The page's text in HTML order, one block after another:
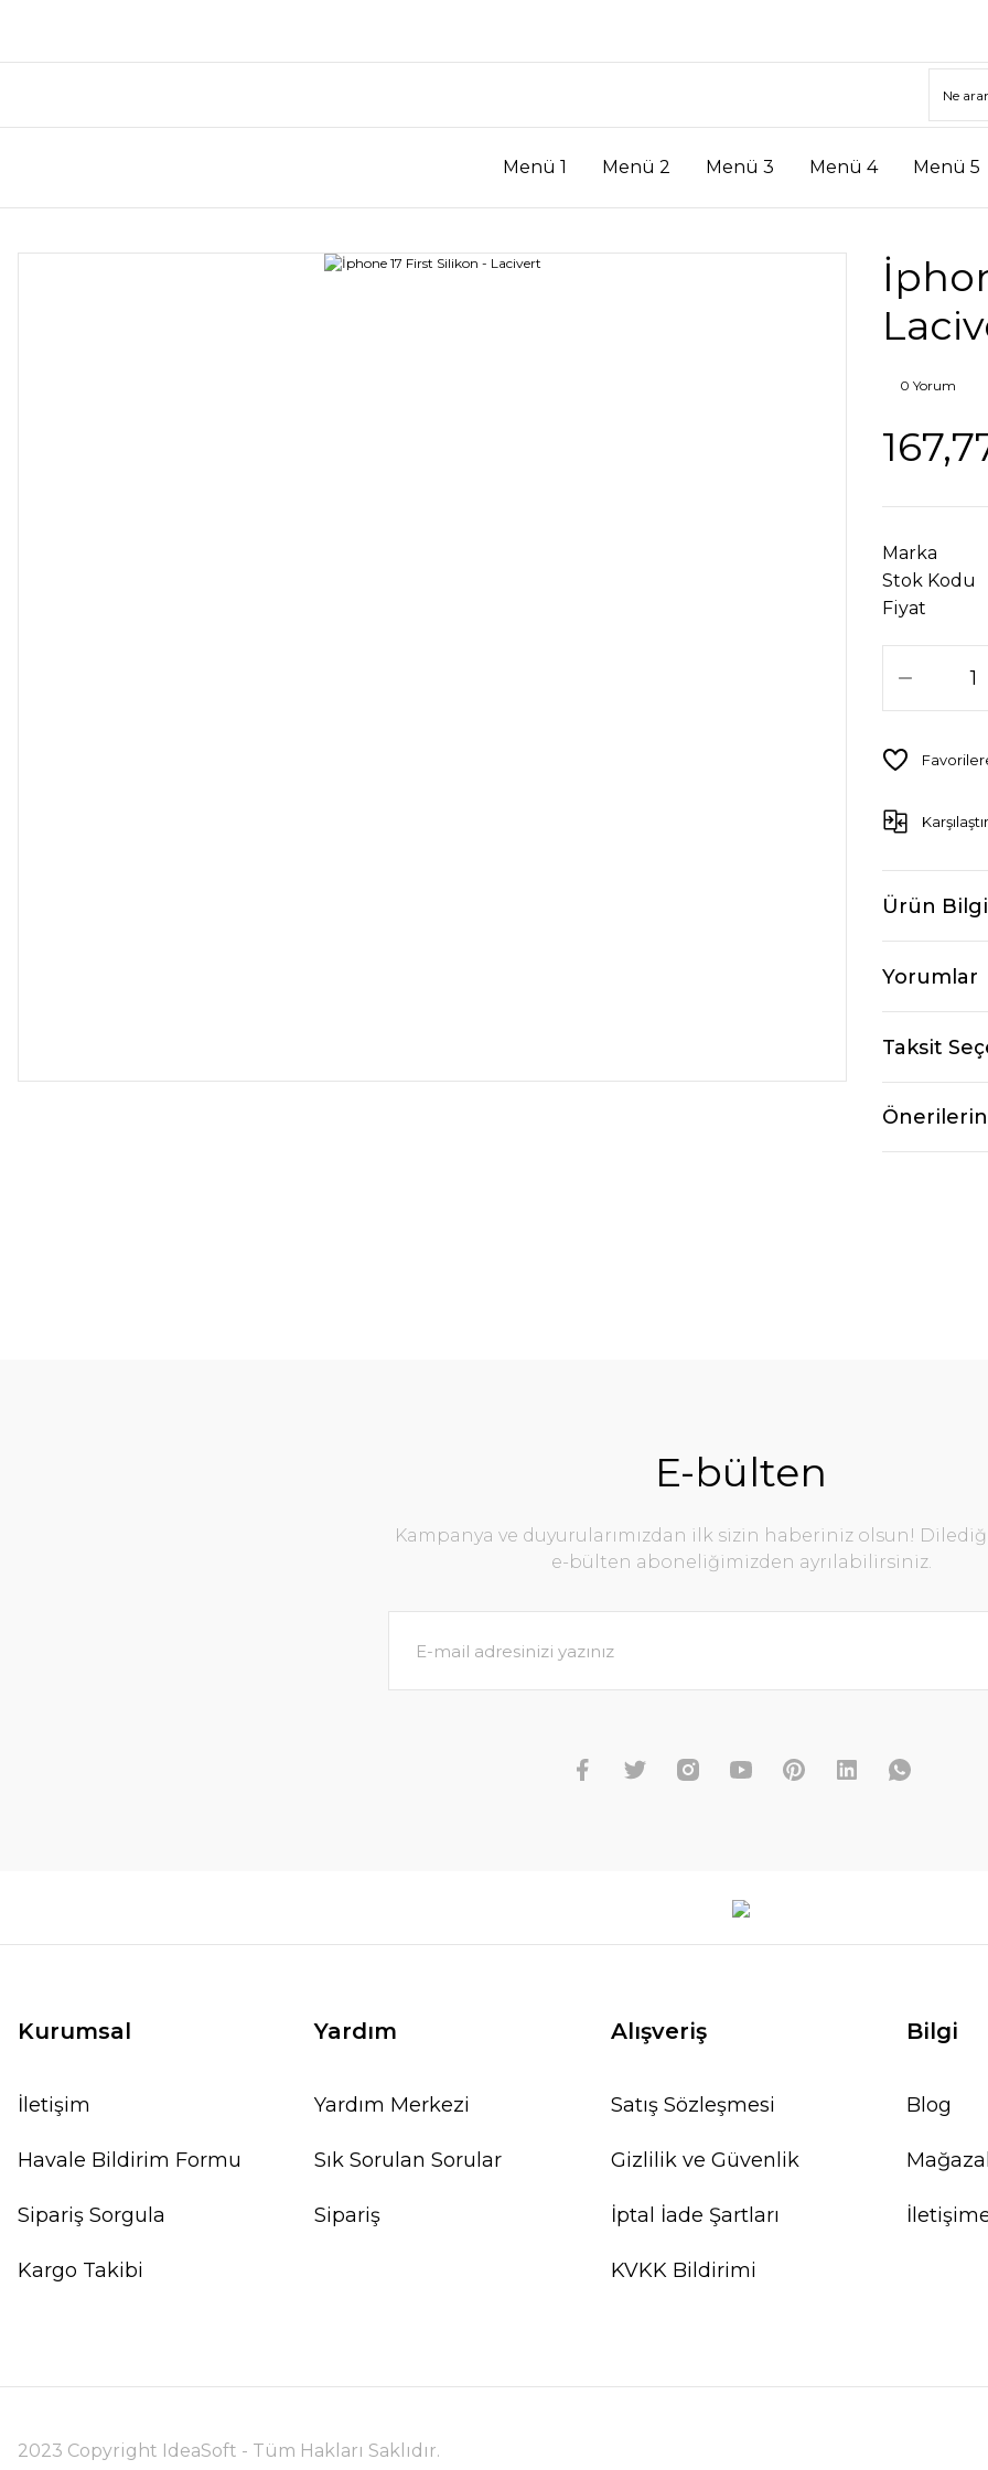
Menü 1 Menü 2 Menü 3 Menü 4 Menü 5
0 Yorum
Marka
Stok Kodu
Fiyat
Karşılaştır
Ürün
Yorumlar
Taksit
E-bülten
Kampanya ve duyurularımızdan ilk sizin haberiniz olsun!
e-bülten aboneliğimizden ayrılabilirsiniz.
Kurumsal
İletişim
Havale Bildirim Formu
Sipariş Sorgula
Kargo Takibi
Yardım
Yardım Merkezi
Sık Sorulan Sorular
Sipariş
Alışveriş
Satış Sözleşmesi
Gizlilik ve Güvenlik
İptal İade Şartları
KVKK Bildirimi
Bilgi
Blog
2023 Copyright IdeaSoft - Tüm Hakları Saklıdır.